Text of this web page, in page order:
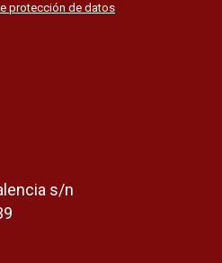
protección de datos
s/n